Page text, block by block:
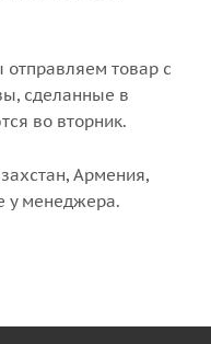
товар с
сделанные в
во вторник.
Армения,
у менеджера.